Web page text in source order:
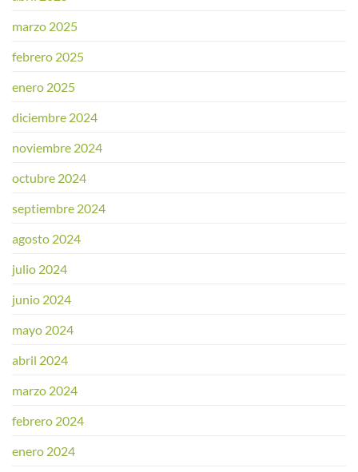
marzo 2025
febrero 2025
enero 2025
diciembre 2024
noviembre 2024
octubre 2024
septiembre 2024
agosto 2024
julio 2024
junio 2024
mayo 2024
abril 2024
marzo 2024
febrero 2024
enero 2024